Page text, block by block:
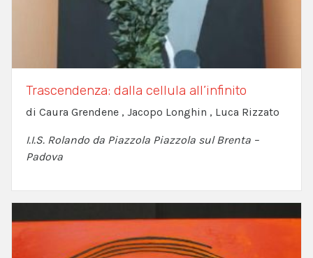
Trascendenza: dalla cellula all’infinito
di Caura Grendene , Jacopo Longhin , Luca Rizzato
I.I.S. Rolando da Piazzola Piazzola sul Brenta –
Padova